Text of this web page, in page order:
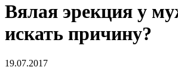
Вялая эрекция у
искать причину?
19.07.2017